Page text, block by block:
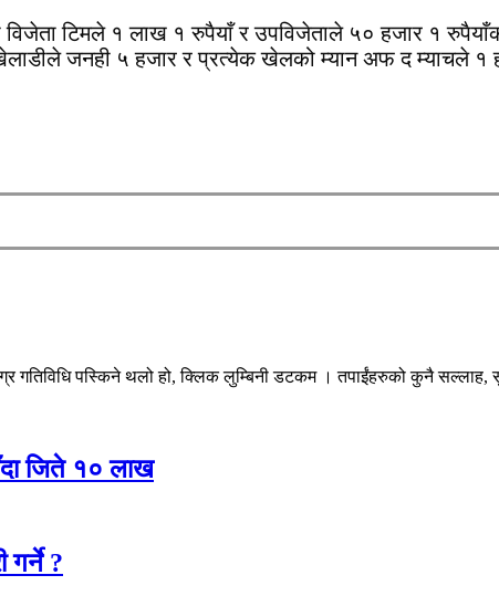
टिमले १ लाख १ रुपैयाँ र उपविजेताले ५० हजार १
जनही ५ हजार र प्रत्येक खेलको म्यान अफ द म्याचले
गतिविधि पस्किने थलो हो, क्लिक लुम्बिनी डटकम । तपाईंहरुको कुनै सल्लाह,
जिते १० लाख
गर्ने ?